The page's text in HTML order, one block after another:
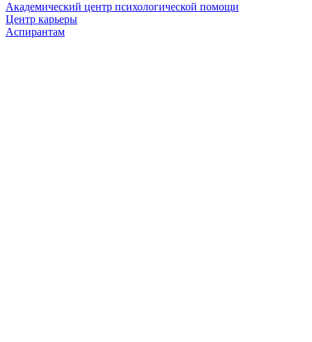
Академический центр психологической помощи
Центр карьеры
Аспирантам